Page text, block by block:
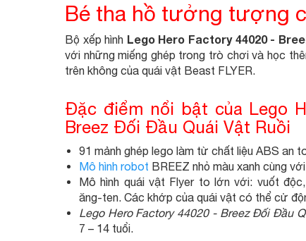
Bé tha hồ tưởng tượng
Bộ xếp hình Lego Hero Factory 44020 -
với những miếng ghép trong trò chơi và học
trên không của quái vật Beast FLYER.
Đặc điểm nổi bật của Lego
Breez Đối Đầu Quái Vật Ruồi
91 mảnh ghép lego làm từ chất liệu ABS an
Mô hình robot BREEZ nhỏ màu xanh cùng
Mô hình quái vật Flyer to lớn với: vuốt
ăng-ten. Các khớp của quái vật có thể cử
Lego Hero Factory 44020 - Breez Đối Đầu
7 – 14 tuổi.